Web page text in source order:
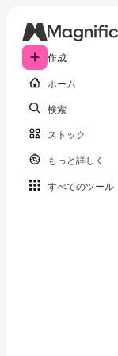
作成
ホーム
検索
ストック
もっと詳しく
すべてのツール